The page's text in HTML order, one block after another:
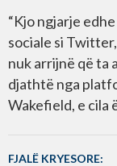
“Kjo ngjarje
sociale si
nuk arrijnë që ta
djathtë nga
Wakefield, e cila
FJALË KRYESORE: